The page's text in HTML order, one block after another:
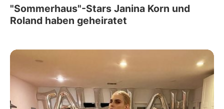
"Sommerhaus"-Stars Janina Korn und
Roland haben geheiratet